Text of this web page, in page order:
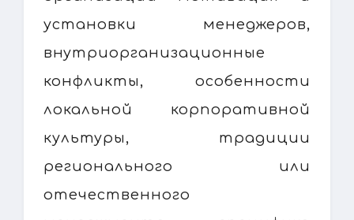
установки менеджеров,
внутриорганизационные
конфликты, особенности
локальной корпоративной
культуры, традиции
регионального или
отечественного